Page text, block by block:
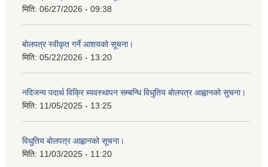
मिति: 06/27/2026 - 09:38
बोलपत्र स्वीकृत गर्ने आशयको सूचना।
मिति: 05/22/2026 - 13:20
नदिजन्य पदार्थ विक्रि ब्यवस्थापन सम्बन्धि विधुतिय बोलपत्र आह्वानको सुचना।
मिति: 11/05/2025 - 13:25
विधुतिय बोलपत्र आह्वानको सूचना।
मिति: 11/03/2025 - 11:20